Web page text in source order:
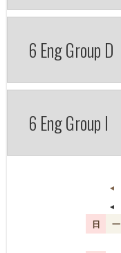
6 Eng Group D
6 Eng Group I
◄
◄
日 一